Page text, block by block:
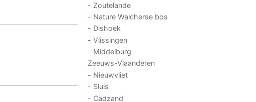
- Zoutelande
- Nature Walcherse bos
- Dishoek
- Vlissingen
- Middelburg
Zeeuws-Vlaanderen
- Nieuwvliet
- Sluis
- Cadzand